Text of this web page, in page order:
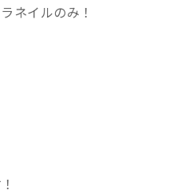
ネイルのみ！